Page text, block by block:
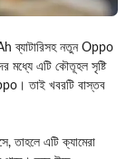
ব্যাটারিসহ নতুন Oppo
মধ্যে এটি কৌতূহল সৃষ্টি
। তাই খবরটি বাস্তব
তাহলে এটি ক্যামেরা